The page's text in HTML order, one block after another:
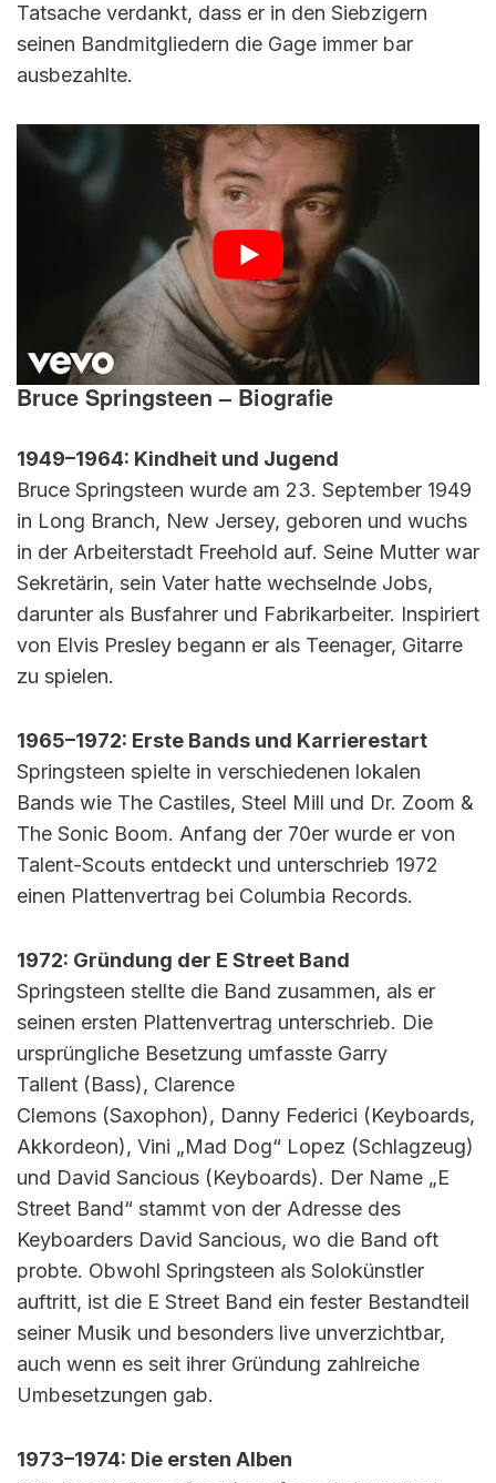
Tatsache verdankt, dass er in den Siebzigern
seinen Bandmitgliedern die Gage immer bar
ausbezahlte.
Bruce Springsteen – Biografie
1949–1964: Kindheit und Jugend
Bruce Springsteen wurde am 23. September 1949
in Long Branch, New Jersey, geboren und wuchs
in der Arbeiterstadt Freehold auf. Seine Mutter war
Sekretärin, sein Vater hatte wechselnde Jobs,
darunter als Busfahrer und Fabrikarbeiter. Inspiriert
von Elvis Presley begann er als Teenager, Gitarre
zu spielen.
1965–1972: Erste Bands und Karrierestart
Springsteen spielte in verschiedenen lokalen
Bands wie The Castiles, Steel Mill und Dr. Zoom &
The Sonic Boom. Anfang der 70er wurde er von
Talent-Scouts entdeckt und unterschrieb 1972
einen Plattenvertrag bei Columbia Records.
1972: Gründung der E Street Band
Springsteen stellte die Band zusammen, als er
seinen ersten Plattenvertrag unterschrieb. Die
ursprüngliche Besetzung umfasste Garry
Tallent (Bass), Clarence
Clemons (Saxophon), Danny Federici (Keyboards,
Akkordeon), Vini „Mad Dog“ Lopez (Schlagzeug)
und David Sancious (Keyboards). Der Name „E
Street Band“ stammt von der Adresse des
Keyboarders David Sancious, wo die Band oft
probte. Obwohl Springsteen als Solokünstler
auftritt, ist die E Street Band ein fester Bestandteil
seiner Musik und besonders live unverzichtbar,
auch wenn es seit ihrer Gründung zahlreiche
Umbesetzungen gab.
1973–1974: Die ersten Alben